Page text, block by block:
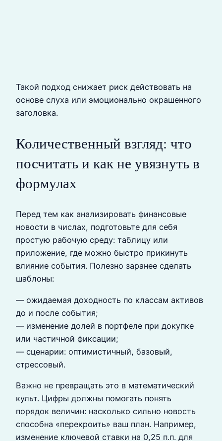
Такой подход снижает риск действовать на
основе слуха или эмоционально окрашенного
заголовка.
Количественный взгляд: что
посчитать и как не увязнуть в
формулах
Перед тем как анализировать финансовые
новости в числах, подготовьте для себя
простую рабочую среду: таблицу или
приложение, где можно быстро прикинуть
влияние события. Полезно заранее сделать
шаблоны:
— ожидаемая доходность по классам активов
до и после события;
— изменение долей в портфеле при докупке
или частичной фиксации;
— сценарии: оптимистичный, базовый,
стрессовый.
Важно не превращать это в математический
культ. Цифры должны помогать понять
порядок величин: насколько сильно новость
способна «перекроить» ваш план. Например,
изменение ключевой ставки на 0,25 п.п. для